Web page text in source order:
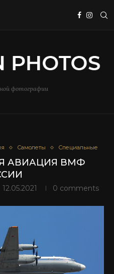
фотографии
Самолеты Специальные
АВИАЦИЯ ВМФ
12.05.2021 0 comments